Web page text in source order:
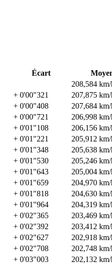
Écart
208,584 km/
+ 0'00"321 207,875 km/
+ 0'00"408 207,684 km/
+ 0'00"721 206,998 km/
+ 0'01"108 206,156 km/
+ 0'01"221 205,912 km/
+ 0'01"348 205,638 km/
+ 0'01"530 205,246 km/
+ 0'01"643 205,004 km/
+ 0'01"659 204,970 km/
+ 0'01"818 204,630 km/
+ 0'01"964 204,319 km/
+ 0'02"365 203,469 km/
+ 0'02"392 203,412 km/
+ 0'02"627 202,918 km/
+ 0'02"708 202,748 km/
+ 0'03"003 202,132 km/